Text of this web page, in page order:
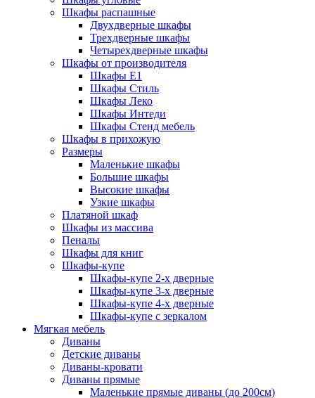
Шкафы распашные
Двухдверные шкафы
Трехдверные шкафы
Четырехдверные шкафы
Шкафы от производителя
Шкафы E1
Шкафы Стиль
Шкафы Леко
Шкафы Интеди
Шкафы Стенд мебель
Шкафы в прихожую
Размеры
Маленькие шкафы
Большие шкафы
Высокие шкафы
Узкие шкафы
Платяной шкаф
Шкафы из массива
Пеналы
Шкафы для книг
Шкафы-купе
Шкафы-купе 2-х дверные
Шкафы-купе 3-х дверные
Шкафы-купе 4-х дверные
Шкафы-купе с зеркалом
Мягкая мебель
Диваны
Детские диваны
Диваны-кровати
Диваны прямые
Маленькие прямые диваны (до 200см)